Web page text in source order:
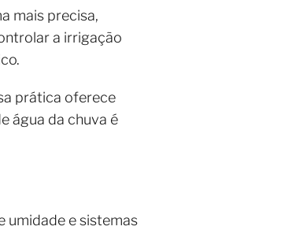
mais precisa,
a irrigação
prática oferece
água da chuva é
umidade e sistemas